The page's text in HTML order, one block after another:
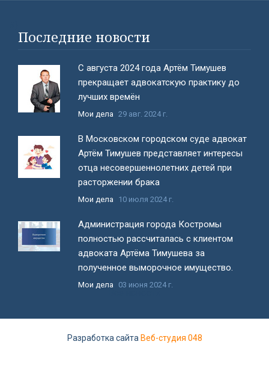
Последние новости
С августа 2024 года Артём Тимушев
прекращает адвокатскую практику до
лучших времён
Мои дела 29 авг. 2024 г.
В Московском городском суде адвокат
Артём Тимушев представляет интересы
отца несовершеннолетних детей при
расторжении брака
Мои дела 10 июля 2024 г.
Администрация города Костромы
полностью рассчиталась с клиентом
адвоката Артёма Тимушева за
полученное выморочное имущество.
Мои дела 03 июня 2024 г.
Разработка сайта Веб-студия 048